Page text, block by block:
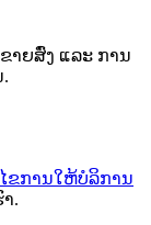
າຍສົ່ງ ແລະ ການ
ໄຂການໃຫ້ບໍລິການ
.